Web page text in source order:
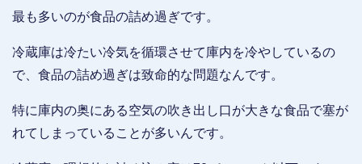
最も多いのが食品の詰め過ぎです。
冷蔵庫は冷たい冷気を循環させて庫内を冷やしているの
で、食品の詰め過ぎは致命的な問題なんです。
特に庫内の奥にある空気の吹き出し口が大きな食品で塞が
れてしまっていることが多いんです。